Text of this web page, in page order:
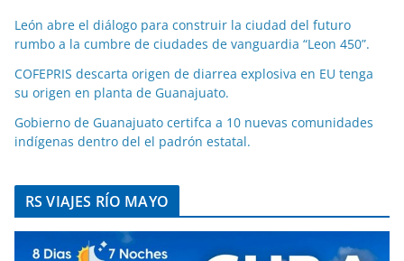
León abre el diálogo para construir la ciudad del futuro
rumbo a la cumbre de ciudades de vanguardia “Leon 450”.
COFEPRIS descarta origen de diarrea explosiva en EU tenga
su origen en planta de Guanajuato.
Gobierno de Guanajuato certifca a 10 nuevas comunidades
indígenas dentro del el padrón estatal.
RS VIAJES RÍO MAYO